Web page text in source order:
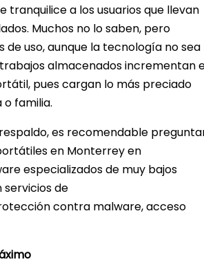
tranquilice a los usuarios que llevan
Muchos no lo saben, pero
de uso, aunque la tecnología no sea
almacenados incrementan
pues cargan lo más preciado
familia.
es recomendable
en Monterrey en
especializados de muy bajos
de
contra malware, acceso